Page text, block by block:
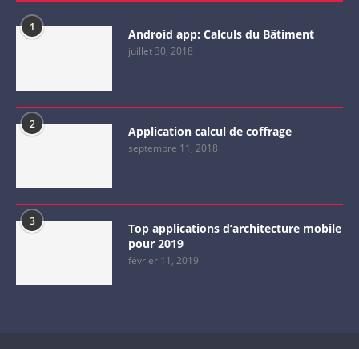
1 Android app: Calculs du Bâtiment
juillet 30, 2018
2 Application calcul de coffrage
septembre 11, 2018
3
Top applications d’architecture mobile
pour 2019
février 11, 2019